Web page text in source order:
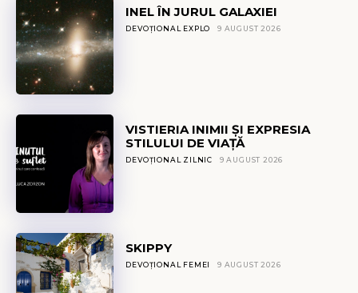
INEL ÎN JURUL GALAXIEI
DEVOȚIONAL EXPLO 9 AUGUST 2026
VISTIERIA INIMII ȘI EXPRESIA
STILULUI DE VIAȚĂ
DEVOȚIONAL ZILNIC 9 AUGUST 2026
SKIPPY
DEVOȚIONAL FEMEI 9 AUGUST 2026